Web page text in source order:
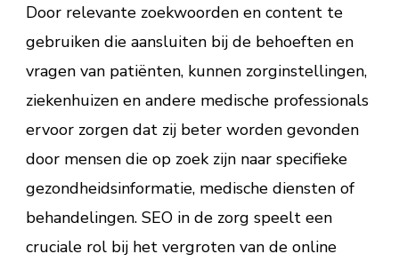
Door relevante zoekwoorden en content te
gebruiken die aansluiten bij de behoeften en
vragen van patiënten, kunnen zorginstellingen,
ziekenhuizen en andere medische professionals
ervoor zorgen dat zij beter worden gevonden
door mensen die op zoek zijn naar specifieke
gezondheidsinformatie, medische diensten of
behandelingen. SEO in de zorg speelt een
cruciale rol bij het vergroten van de online